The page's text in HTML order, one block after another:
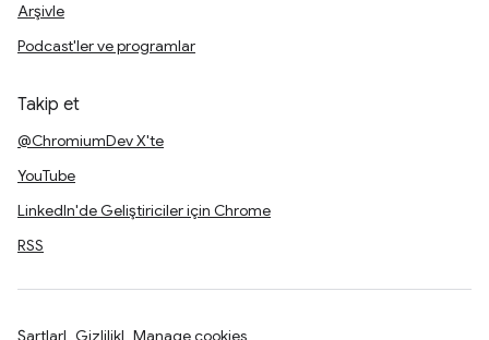
Arşivle
Podcast'ler ve programlar
Takip et
@ChromiumDev X'te
YouTube
LinkedIn'de Geliştiriciler için Chrome
RSS
Şartlar Gizlilik Manage cookies